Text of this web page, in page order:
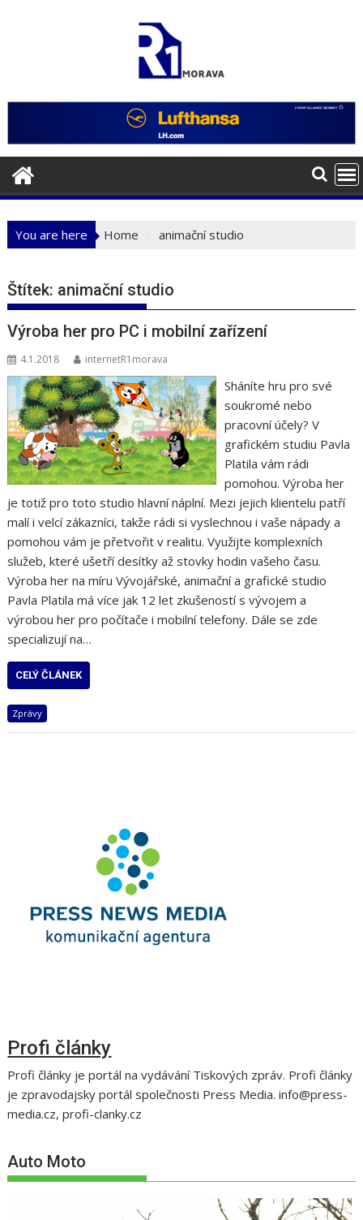
You are here Home animační studio
Štítek: animační studio
Výroba her pro PC i mobilní zařízení
4.1.2018 internetR1morava
Sháníte hru pro své
soukromé nebo
pracovní účely? V
grafickém studiu Pavla
Platila vám rádi
pomohou. Výroba her
je totiž pro toto studio hlavní náplní. Mezi jejich klientelu patří
malí i velcí zákazníci, takže rádi si vyslechnou i vaše nápady a
pomohou vám je přetvořit v realitu. Využijte komplexních
služeb, které ušetří desítky až stovky hodin vašeho času.
Výroba her na míru Vývojářské, animační a grafické studio
Pavla Platila má více jak 12 let zkušeností s vývojem a
výrobou her pro počítače i mobilní telefony. Dále se zde
specializují na…
CELÝ ČLÁNEK
Zprávy
Profi články
Profi články je portál na vydávání Tiskových zpráv. Profi články
je zpravodajsky portál společnosti Press Media. info@press-
media.cz, profi-clanky.cz
Auto Moto